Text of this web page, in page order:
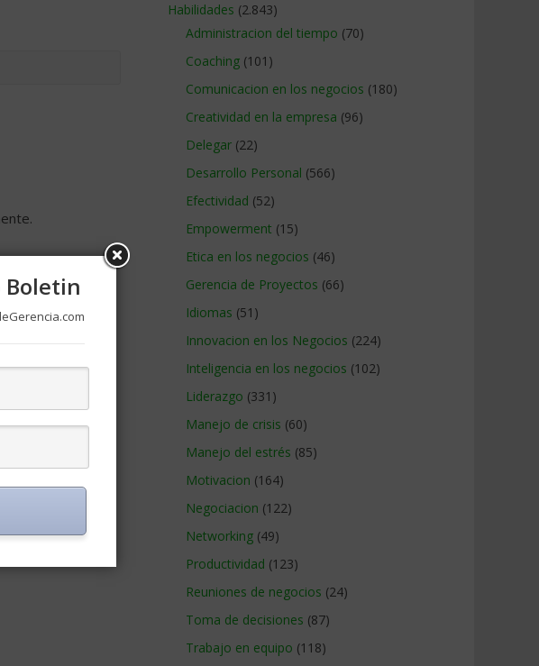
Habilidades (2.843)
Administracion del tiempo (70)
Coaching (101)
Comunicacion en los negocios (180)
Creatividad en la empresa (96)
Delegar (22)
Desarrollo Personal (566)
Efectividad (52)
Empowerment (15)
Etica en los negocios (46)
Gerencia de Proyectos (66)
Idiomas (51)
Innovacion en los Negocios (224)
Inteligencia en los negocios (102)
Liderazgo (331)
Manejo de crisis (60)
Manejo del estrés (85)
Motivacion (164)
Negociacion (122)
Networking (49)
Productividad (123)
Reuniones de negocios (24)
Toma de decisiones (87)
Trabajo en equipo (118)
Boletin